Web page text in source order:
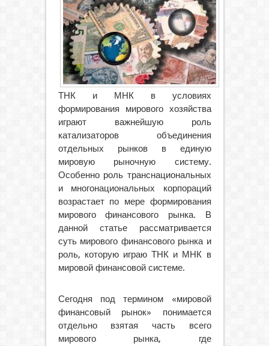
ТНК и МНК в условиях
формирования мирового хозяйства
играют важнейшую роль
катализаторов объединения
отдельных рынков в единую
мировую рыночную систему.
Особенно роль транснациональных
и многонациональных корпораций
возрастает по мере формирования
мирового финансового рынка.
В
данной статье рассматривается
суть мирового финансового рынка и
роль, которую играю ТНК и МНК в
мировой финансовой системе.
Сегодня под термином «мировой
финансовый рынок» понимается
отдельно взятая часть всего
мирового рынка, где